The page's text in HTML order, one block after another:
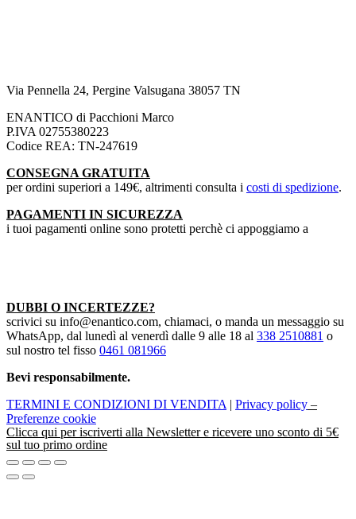
Via Pennella 24, Pergine Valsugana 38057 TN
ENANTICO di Pacchioni Marco
P.IVA 02755380223
Codice REA: TN-247619
CONSEGNA GRATUITA
per ordini superiori a 149€, altrimenti consulta i costi di spedizione.
PAGAMENTI IN SICUREZZA
i tuoi pagamenti online sono protetti perchè ci appoggiamo a
DUBBI O INCERTEZZE?
scrivici su info@enantico.com, chiamaci, o manda un messaggio su
WhatsApp, dal lunedì al venerdì dalle 9 alle 18 al 338 2510881 o
sul nostro tel fisso 0461 081966
Bevi responsabilmente.
TERMINI E CONDIZIONI DI VENDITA | Privacy policy –
Preferenze cookie
Clicca qui per iscriverti alla Newsletter e ricevere uno sconto di 5€
sul tuo primo ordine